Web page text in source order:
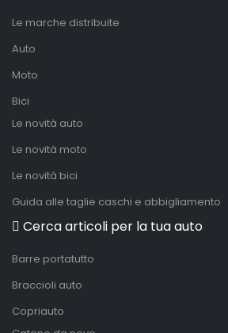
Le marche distribuite
Auto
Moto
Bici
Le novità auto
Le novità moto
Le novità bici
Guida alle taglie caschi e abbigliamento
Cerca articoli per la tua auto
Barre portatutto
Braccioli auto
Copriauto